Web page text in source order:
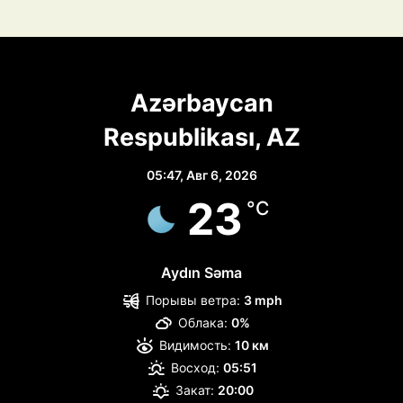
Azərbaycan
Respublikası, AZ
05:47, Авг 6, 2026
23 °C
Aydın Səma
Порывы ветра: 3 mph
Облака: 0%
Видимость: 10 км
Восход: 05:51
Закат: 20:00